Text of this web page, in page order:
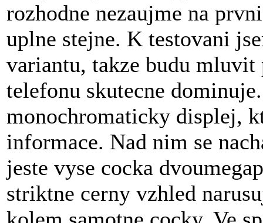
rozhodne nezaujme na
uplne stejne. K testovani
variantu, takze budu mluvit
telefonu skutecne
monochromaticky displej,
informace. Nad nim se
jeste vyse cocka
striktne cerny vzhled